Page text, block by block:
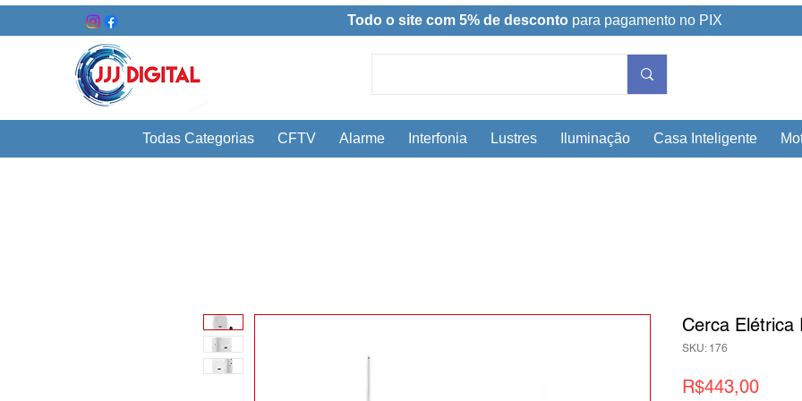
Todo o site com 5% de desconto para pagamento no PIX
Todas Categorias CFTV Alarme Interfonia Lustres Iluminação Casa Inteligente
Cerca Elétrica
SKU: 176
R$443,00Price